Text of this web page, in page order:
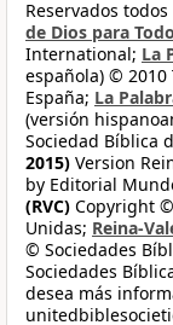
Reservados
de Dios para
International; La
española) © 2010
España; La
(versión
Sociedad Bíblica
2015) Version
by Editorial
(RVC) Copyright
Unidas; Reina-
© Sociedades
Sociedades
desea más